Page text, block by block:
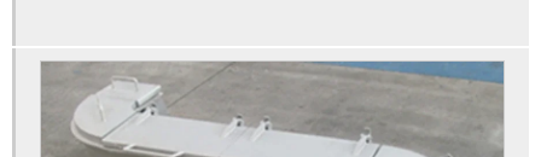
Fabricante de nitreto de silício para fundição
Fabricante de peças em grafite para fundição